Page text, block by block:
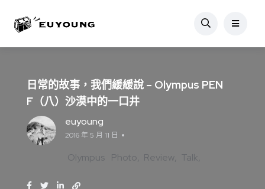
日常的故事，我們緩緩說 – Olympus PEN
F（八）沙漠中的一口井
euyoung
2016 年 5 月 11 日
Olympus Photo Review Talk